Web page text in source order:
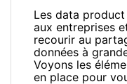
Les data
aux entreprises
recourir au
données à
Voyons les
en place pour